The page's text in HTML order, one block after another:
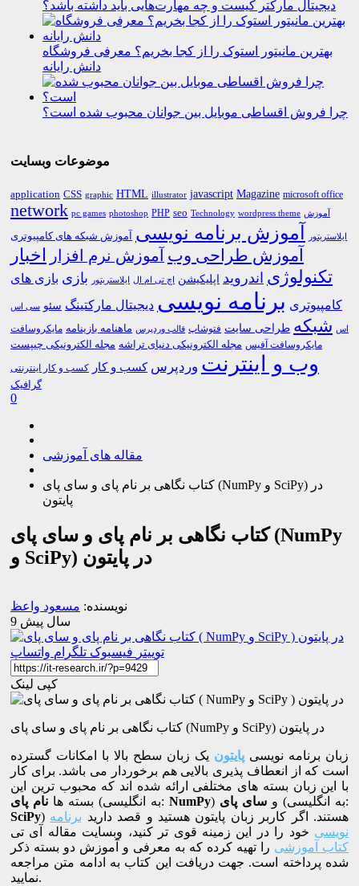
دیجیتال مارکتر کیست و چه مهارت‌هایی باید داشته باشد؟
بهترین مانیتور استوک را از کجا بخریم؟ معرفی فروشگاه
دانش رایانه
چرا فروش اقساطی موبایل بین جوانان محبوب شده است؟
موضوعات وبسایت
application CSS graphic HTML illustrator javascript Magazine microsoft office
network pc games photoshop PHP seo Technology wordpress theme آموزش
ایلاستریتور آموزش برنامه نویسی آموزش شبکه های کامپیوتری
آموزش طراحی وب آموزش نرم افزار اخبار
تکنولوژی اندروید اپلیکیشن اچ تی ام ال ایلاستریتور بازی بازی های
کامپیوتری برنامه نویسی دیجیتال مارکتینگ سئو سی اس
اس شبکه طراحی سایت فتوشاپ قالب وردپرس ماهنامه بازینامه مایکروسافت
مایکروسافت آفیس مجله الکترونیکی دنیای تراشه مجله الکترونیکی چیپست
وب و اینترنت وردپرس کسب و کار کسب و کار اینترنتی
گرافیک
0
مقاله های آموزشی
کتاب نگاهی بر نام پای و سای پای (NumPy و SciPy) در
پایتون
کتاب نگاهی بر نام پای و سای پای (NumPy
و SciPy) در پایتون
نویسنده: مسعود واعظ
9 سال پیش
توییتر فیسبوک تلگرام واتساپ
کپی لینک
کتاب نگاهی بر نام پای و سای پای (NumPy و SciPy) در پایتون
زبان برنامه نویسی پایتون یک زبان سطح بالا با امکانات گسترده
است که از انعطاف پذیری بالایی هم برخوردار می باشد. برای کار
با این زبان بسته های مختلفی ارائه شده اند که محبوب ترین این
بسته ها نام پای (به انگلیسی: NumPy ) و سای پای
(به انگلیسی:
SciPy
) هستند. اگر کاربر زبان پایتون هستید و قصد دارید برنامه
نویسی خود را در این زمینه قوی تر کنید، وبسایت مقاله آی تی
کتاب آموزشی را تهیه کرده که به معرفی و آموزش دو بسته ذکر
شده پرداخته است. جهت دریافت این کتاب به ادامه متن مراجعه
نمایید.